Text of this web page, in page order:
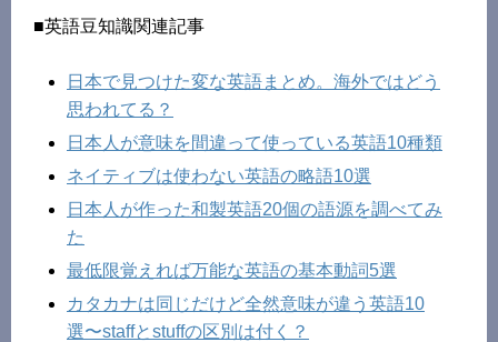
■英語豆知識関連記事
日本で見つけた変な英語まとめ。海外ではどう
思われてる？
日本人が意味を間違って使っている英語10種類
ネイティブは使わない英語の略語10選
日本人が作った和製英語20個の語源を調べてみ
た
最低限覚えれば万能な英語の基本動詞5選
カタカナは同じだけど全然意味が違う英語10
選〜staffとstuffの区別は付く？